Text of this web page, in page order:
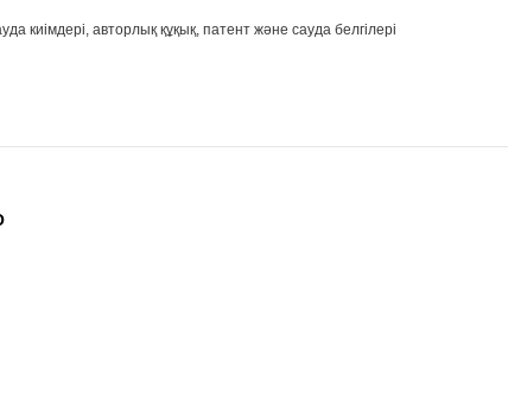
авторлық құқық, патент және сауда белгілері